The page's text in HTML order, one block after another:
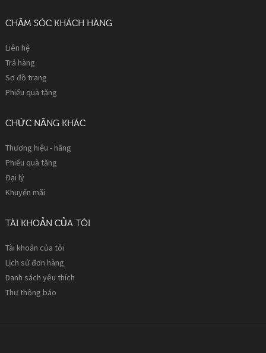
CHĂM SÓC KHÁCH HÀNG
Liên hệ
Trả hàng
Sơ đồ trang
Phiếu quà tặng
CHỨC NĂNG KHÁC
Thương hiệu - hãng
Phiếu quà tặng
Đại lý
Khuyến mãi
TÀI KHOẢN CỦA TÔI
Tài khoản của tôi
Lịch sử đơn hàng
Danh sách yêu thích
Thư thông báo